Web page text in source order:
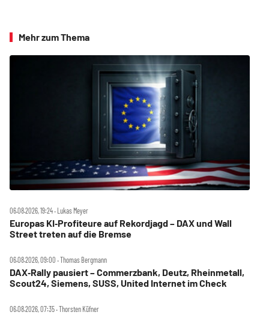
Mehr zum Thema
06.08.2026, 19:24 ‧ Lukas Meyer
Europas KI‑Profiteure auf Rekordjagd – DAX und Wall
Street treten auf die Bremse
06.08.2026, 09:00 ‧ Thomas Bergmann
DAX‑Rally pausiert – Commerzbank, Deutz, Rheinmetall,
Scout24, Siemens, SUSS, United Internet im Check
06.08.2026, 07:35 ‧ Thorsten Küfner